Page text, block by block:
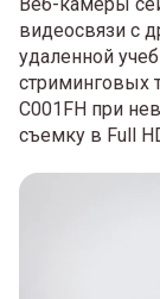
видеосвязи с
удаленной
стриминговых
C001FH при
съемку в Full